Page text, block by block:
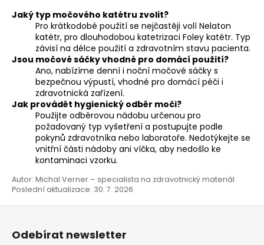
Jaký typ močového katétru zvolit?
Pro krátkodobé použití se nejčastěji volí Nelaton
katétr, pro dlouhodobou katetrizaci Foley katétr. Typ
závisí na délce použití a zdravotním stavu pacienta.
Jsou močové sáčky vhodné pro domácí použití?
Ano, nabízíme denní i noční močové sáčky s
bezpečnou výpustí, vhodné pro domácí péči i
zdravotnická zařízení.
Jak provádět hygienický odběr moči?
Použijte odběrovou nádobu určenou pro
požadovaný typ vyšetření a postupujte podle
pokynů zdravotníka nebo laboratoře. Nedotýkejte se
vnitřní části nádoby ani víčka, aby nedošlo ke
kontaminaci vzorku.
Autor: Michal Verner – specialista na zdravotnický materiál
Poslední aktualizace: 30. 7. 2026
Z
Odebírat newsletter